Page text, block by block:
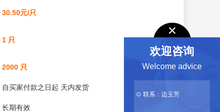
30.50元/只
1 只
2000 只
自买家付款之日起 天内发货
长期有效
欢迎咨询
Welcome advice
联系：边玉芳